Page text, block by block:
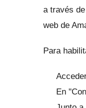
a través
web de
Para
En